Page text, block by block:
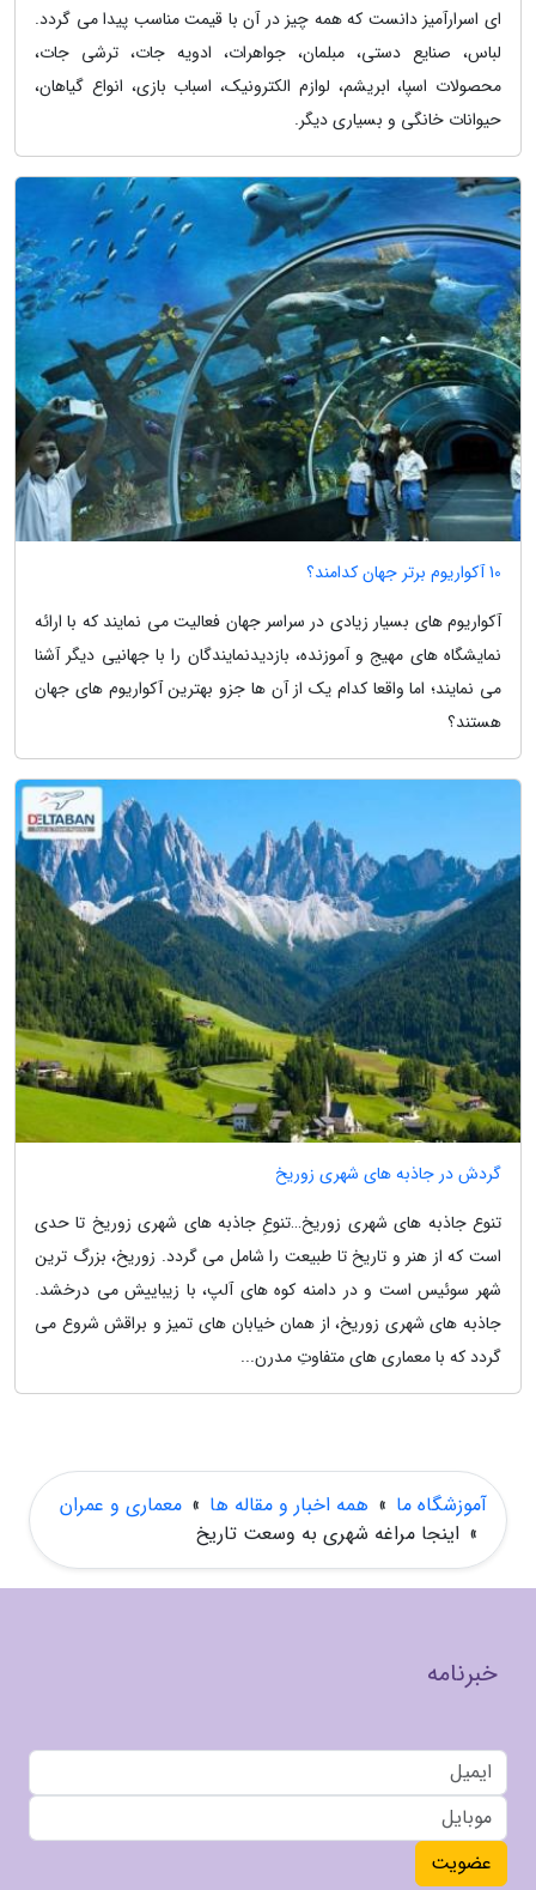
ای اسرارآمیز دانست که همه چیز در آن با قیمت مناسب پیدا می گردد.
لباس، صنایع دستی، مبلمان، جواهرات، ادویه جات، ترشی جات،
محصولات اسپا، ابریشم، لوازم الکترونیک، اسباب بازی، انواع گیاهان،
حیوانات خانگی و بسیاری دیگر.
10 آکواریوم برتر جهان کدامند؟
آکواریوم های بسیار زیادی در سراسر جهان فعالیت می نمایند که با ارائه
نمایشگاه های مهیج و آموزنده، بازدیدنمایندگان را با جهانیی دیگر آشنا
می نمایند؛ اما واقعا کدام یک از آن ها جزو بهترین آکواریوم های جهان
هستند؟
گردش در جاذبه های شهری زوریخ
تنوع جاذبه های شهری زوریخ…تنوعِ جاذبه های شهری زوریخ تا حدی
است که از هنر و تاریخ تا طبیعت را شامل می گردد. زوریخ، بزرگ ترین
شهر سوئیس است و در دامنه کوه های آلپ، با زیباییش می درخشد.
جاذبه های شهری زوریخ، از همان خیابان های تمیز و براقش شروع می
گردد که با معماری های متفاوتِ مدرن...
آموزشگاه ما » همه اخبار و مقاله ها » معماری و عمران
» اینجا مراغه شهری به وسعت تاریخ
خبرنامه
عضویت